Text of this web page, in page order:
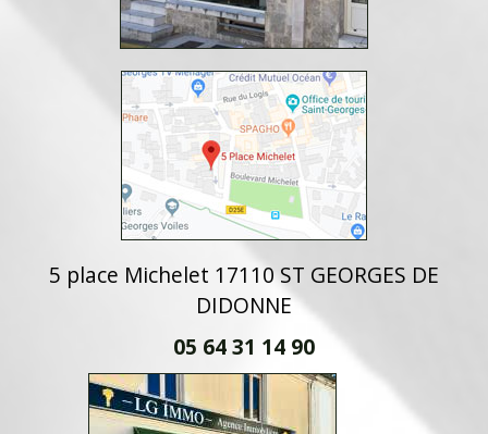
5 place Michelet 17110 ST GEORGES DE
DIDONNE
05 64 31 14 90